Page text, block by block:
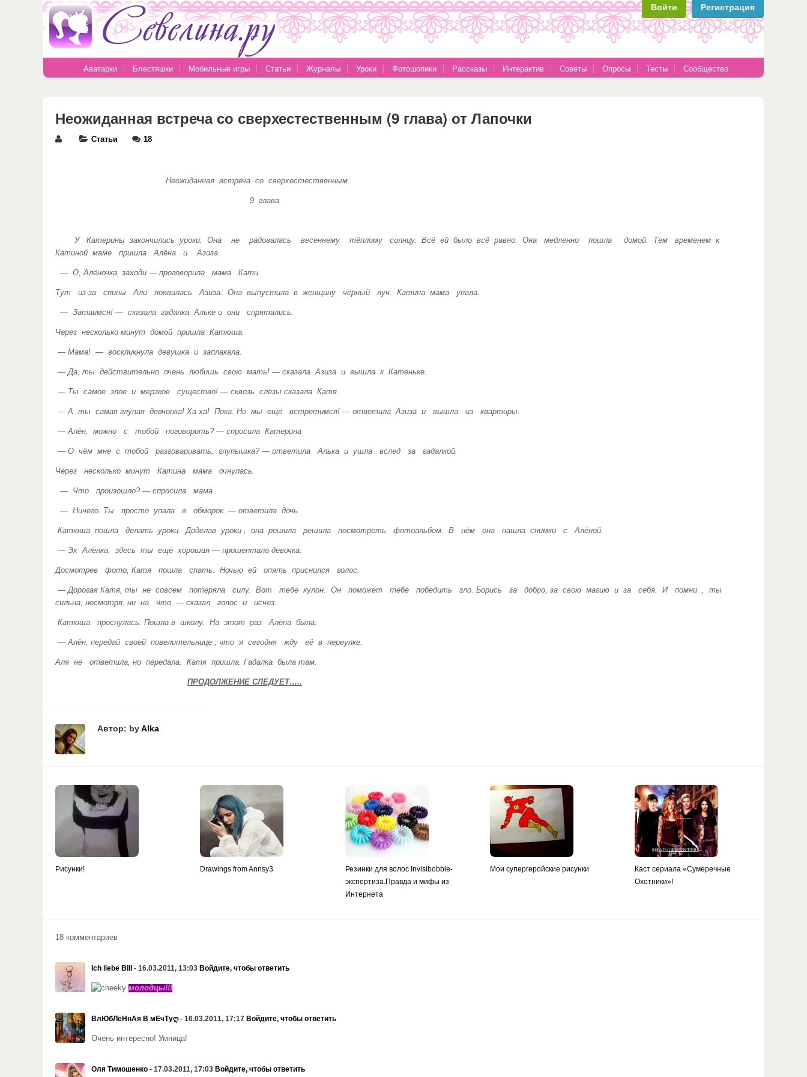
Войти Регистрация
Аватарки Блестяшки Мобильные игры Статьи Журналы Уроки Фотошопики Рассказы Интерактив Советы Опросы Тесты Сообщество
Неожиданная встреча со сверхестественным (9 глава) от Лапочки
Статьи 18
Неожиданная встреча со сверхестественным
9 глава
У Катерины закончились уроки. Она не радовалась весеннему тёплому солнцу. Всё ей было всё равно. Она медленно пошла домой. Тем временем к
Катиной маме пришла Алёна и Азиза.
— О, Алёночка, заходи — проговорила мама Кати.
Тут из-за спины Али появилась Азиза. Она выпустила в женщину чёрный луч. Катина мама упала.
— Затаимся! — сказала гадалка Альке и они спрятались.
Через несколько минут домой пришла Катюша.
— Мама! — воскликнула девушка и заплакала.
— Да, ты действительно очень любишь свою мать! — сказала Азиза и вышла к Катеньке.
— Ты самое злое и мерзкое существо! — сквозь слёзы сказала Катя.
— А ты самая глупая девчонка! Ха ха! Пока. Но мы ещё встретимся! — ответила Азиза и вышла из квартиры.
— Алён, можно с тобой поговорить? — спросила Катерина
— О чём мне с тобой разговаривать, глупышка? — ответила Алька и ушла вслед за гадалкой.
Через несколько минут Катина мама очнулась.
— Что произошло? — спросила мама
— Ничего. Ты просто упала в обморок. — ответила дочь.
Катюша пошла делать уроки. Доделав уроки , она решила решила посмотреть фотоальбом. В нём она нашла снимки с Алёной.
— Эх Алёнка, здесь ты ещё хорошая — прошептала девочка.
Досмотрев фото, Катя пошла спать. Ночью ей опять приснился голос.
— Дорогая Катя, ты не совсем потеряла силу. Вот тебе кулон. Он поможет тебе победить зло. Борись за добро, за свою магию и за себя. И помни , ты
сильна, несмотря ни на что. — сказал голос и исчез.
Катюша проснулась. Пошла в школу. На этот раз Алёна была.
— Алён, передай своей повелительнице , что я сегодня жду её в переулке.
Аля не ответила, но передала. Катя пришла. Гадалка была там.
ПРОДОЛЖЕНИЕ СЛЕДУЕТ…..
Автор: byAlka
Рисунки! Drawings from Annsy3
Резинки для волос Invisibobble-
экспертиза.Правда и мифы из
Интернета
Мои супергеройские рисунки
Каст сериала «Сумеречные
Охотники»!
18 комментариев
Ich liebe Bill - 16.03.2011, 13:03 Войдите, чтобы ответить
молодцы!!!
ВлЮбЛёНнАя В мЕчТуღ- 16.03.2011, 17:17 Войдите, чтобы ответить
Очень интересно! Умница!
Оля Тимошенко - 17.03.2011, 17:03 Войдите, чтобы ответить